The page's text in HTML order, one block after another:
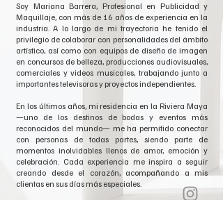
Soy Mariana Barrera, Profesional en Publicidad y
Maquillaje, con más de 16 años de experiencia en la
industria. A lo largo de mi trayectoria he tenido el
privilegio de colaborar con personalidades del ámbito
artístico, así como con equipos de diseño de imagen
en concursos de belleza, producciones audiovisuales,
comerciales y videos musicales, trabajando junto a
importantes televisoras y proyectos independientes.
En los últimos años, mi residencia en la Riviera Maya
—uno de los destinos de bodas y eventos más
reconocidos del mundo— me ha permitido conectar
con personas de todas partes, siendo parte de
momentos inolvidables llenos de amor, emoción y
celebración. Cada experiencia me inspira a seguir
creando desde el corazón, acompañando a mis
clientas en sus días más especiales.